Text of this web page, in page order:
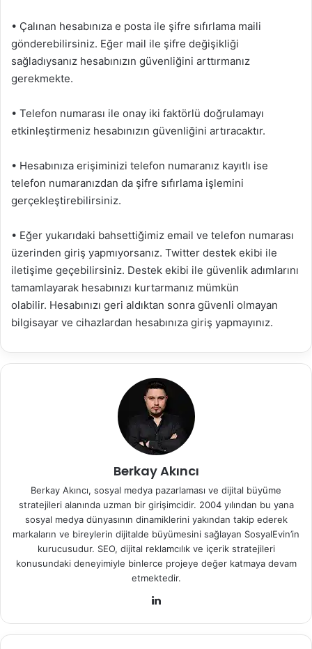
• Çalınan hesabınıza e posta ile şifre sıfırlama maili
gönderebilirsiniz. Eğer mail ile şifre değişikliği
sağladıysanız hesabınızın güvenliğini arttırmanız
gerekmekte.
• Telefon numarası ile onay iki faktörlü doğrulamayı
etkinleştirmeniz hesabınızın güvenliğini artıracaktır.
• Hesabınıza erişiminizi telefon numaranız kayıtlı ise
telefon numaranızdan da şifre sıfırlama işlemini
gerçekleştirebilirsiniz.
• Eğer yukarıdaki bahsettiğimiz email ve telefon numarası
üzerinden giriş yapmıyorsanız. Twitter destek ekibi ile
iletişime geçebilirsiniz. Destek ekibi ile güvenlik adımlarını
tamamlayarak hesabınızı kurtarmanız mümkün
olabilir. Hesabınızı geri aldıktan sonra güvenli olmayan
bilgisayar ve cihazlardan hesabınıza giriş yapmayınız.
Berkay Akıncı
Berkay Akıncı, sosyal medya pazarlaması ve dijital büyüme
stratejileri alanında uzman bir girişimcidir. 2004 yılından bu yana
sosyal medya dünyasının dinamiklerini yakından takip ederek
markaların ve bireylerin dijitalde büyümesini sağlayan SosyalEvin’in
kurucusudur. SEO, dijital reklamcılık ve içerik stratejileri
konusundaki deneyimiyle binlerce projeye değer katmaya devam
etmektedir.
dIn